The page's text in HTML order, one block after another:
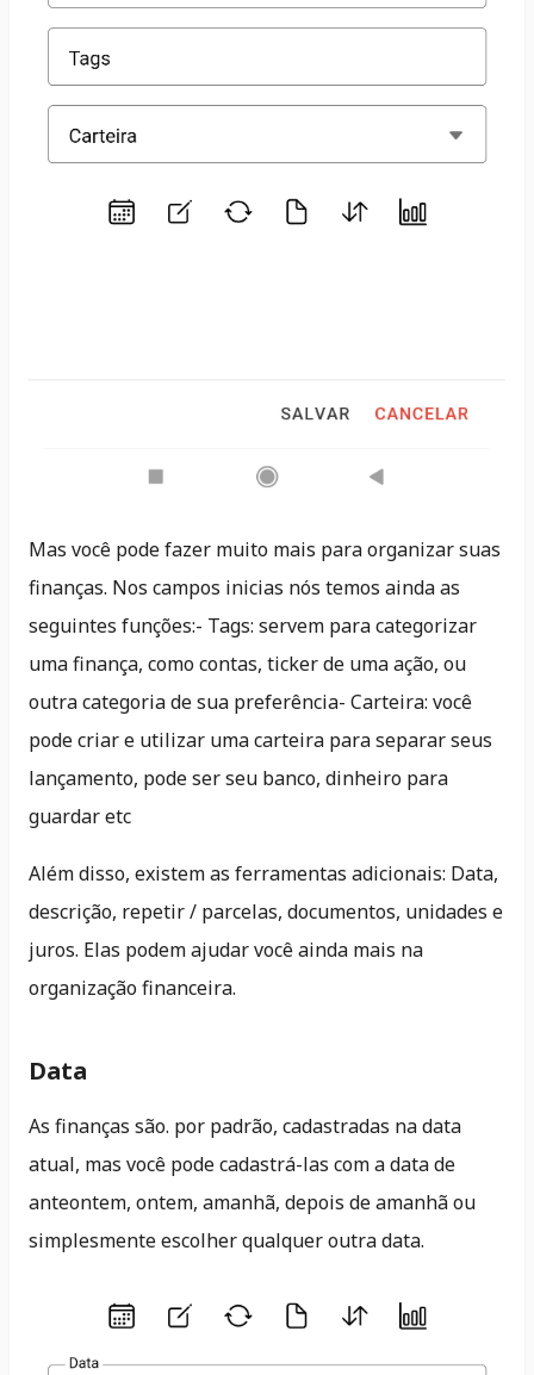
Mas você pode fazer muito mais para organizar suas
finanças. Nos campos inicias nós temos ainda as
seguintes funções:- Tags: servem para categorizar
uma finança, como contas, ticker de uma ação, ou
outra categoria de sua preferência- Carteira: você
pode criar e utilizar uma carteira para separar seus
lançamento, pode ser seu banco, dinheiro para
guardar etc
Além disso, existem as ferramentas adicionais: Data,
descrição, repetir / parcelas, documentos, unidades e
juros. Elas podem ajudar você ainda mais na
organização financeira.
Data
As finanças são. por padrão, cadastradas na data
atual, mas você pode cadastrá-las com a data de
anteontem, ontem, amanhã, depois de amanhã ou
simplesmente escolher qualquer outra data.